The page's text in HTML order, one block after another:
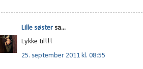
Lille søstersa...
Lykke til!!!
25. september 2011 kl. 08:55